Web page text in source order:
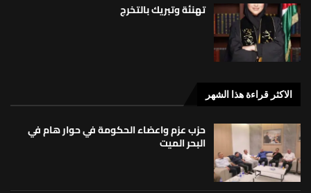
تهنئة وتبريك بالتخرج
الاكثر قراءة هذا الشهر
حزب عزم واعضاء الحكومة في حوار هام في
البحر الميت